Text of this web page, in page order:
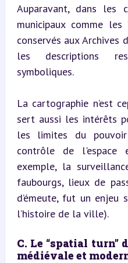
Auparavant, dans les
municipaux comme
conservés aux Archives
les descriptions
symboliques.
La cartographie n’est
sert aussi les intérêts
les limites du
contrôle de l'espace
exemple, la
faubourgs, lieux de
d’émeute, fut un enjeu
l’histoire de la ville).
C. Le “spatial turn”
médiévale et